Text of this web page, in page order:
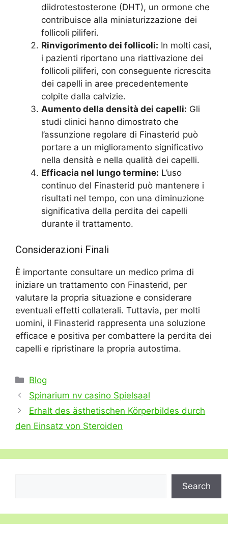
diidrotestosterone (DHT), un ormone che
contribuisce alla miniaturizzazione dei
follicoli piliferi.
Rinvigorimento dei follicoli: In molti casi,
i pazienti riportano una riattivazione dei
follicoli piliferi, con conseguente ricrescita
dei capelli in aree precedentemente
colpite dalla calvizie.
Aumento della densità dei capelli: Gli
studi clinici hanno dimostrato che
l’assunzione regolare di Finasterid può
portare a un miglioramento significativo
nella densità e nella qualità dei capelli.
Efficacia nel lungo termine: L’uso
continuo del Finasterid può mantenere i
risultati nel tempo, con una diminuzione
significativa della perdita dei capelli
durante il trattamento.
Considerazioni Finali
È importante consultare un medico prima di
iniziare un trattamento con Finasterid, per
valutare la propria situazione e considerare
eventuali effetti collaterali. Tuttavia, per molti
uomini, il Finasterid rappresenta una soluzione
efficace e positiva per combattere la perdita dei
capelli e ripristinare la propria autostima.
Categories
Blog
Spinarium nv casino Spielsaal
Erhalt des ästhetischen Körperbildes durch
den Einsatz von Steroiden
Search